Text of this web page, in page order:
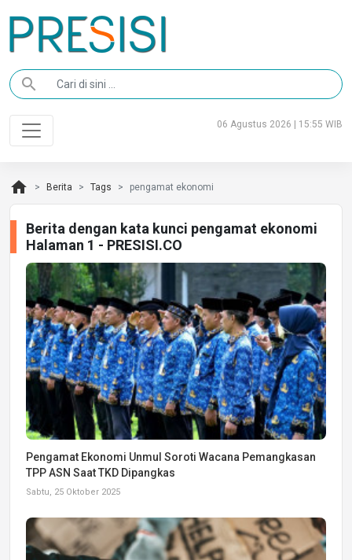
search
06 Agustus 2026 | 15:55 WIB
home Berita Tags pengamat ekonomi
Berita dengan kata kunci pengamat ekonomi
Halaman 1 - PRESISI.CO
Pengamat Ekonomi Unmul Soroti Wacana Pemangkasan
TPP ASN Saat TKD Dipangkas
Sabtu, 25 Oktober 2025